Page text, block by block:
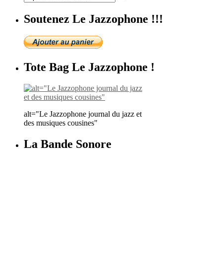
Soutenez Le Jazzophone !!!
Tote Bag Le Jazzophone !
alt="Le Jazzophone journal du jazz et
des musiques cousines"
La Bande Sonore